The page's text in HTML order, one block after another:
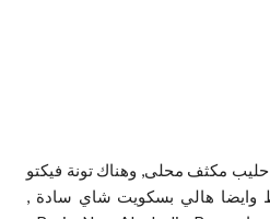
مكثف محلى, وهناك تونة فيكتو
وايضا هالي بسكويت شاي سادة ,